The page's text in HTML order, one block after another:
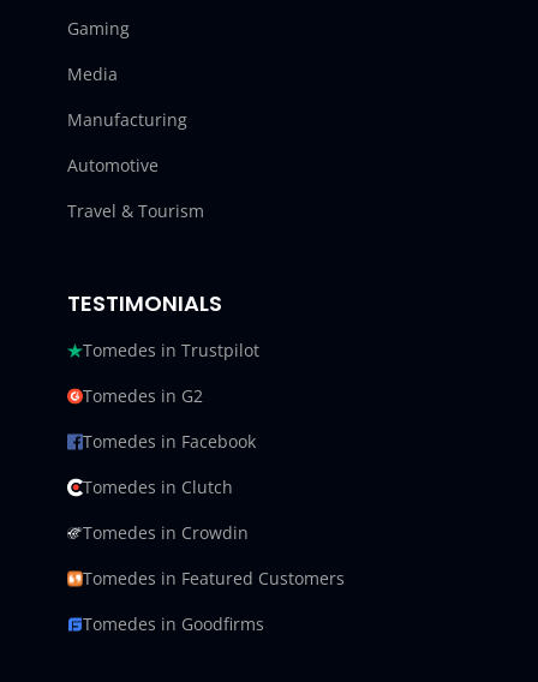
Gaming
Media
Manufacturing
Automotive
Travel & Tourism
TESTIMONIALS
Tomedes in Trustpilot
Tomedes in G2
Tomedes in Facebook
Tomedes in Clutch
Tomedes in Crowdin
Tomedes in Featured Customers
Tomedes in Goodfirms